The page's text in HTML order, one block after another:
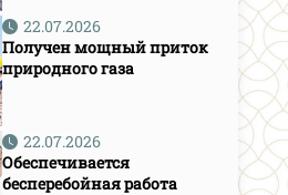
22.07.2026
Получен мощный приток
природного газа
22.07.2026
Обеспечивается
бесперебойная работа